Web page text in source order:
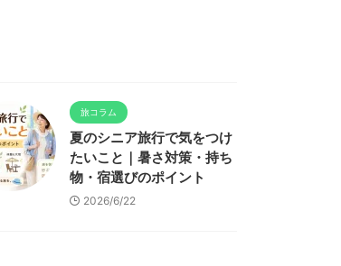
旅コラム
夏のシニア旅行で気をつけ
たいこと｜暑さ対策・持ち
物・宿選びのポイント
2026/6/22